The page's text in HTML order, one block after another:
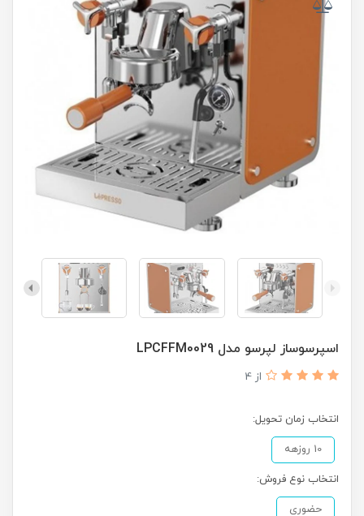
اسپرسوساز لپرسو مدل LPCFFM0029
از 4
انتخاب زمان تحویل:
10 روزهه
انتخاب نوع فروش:
حضوری